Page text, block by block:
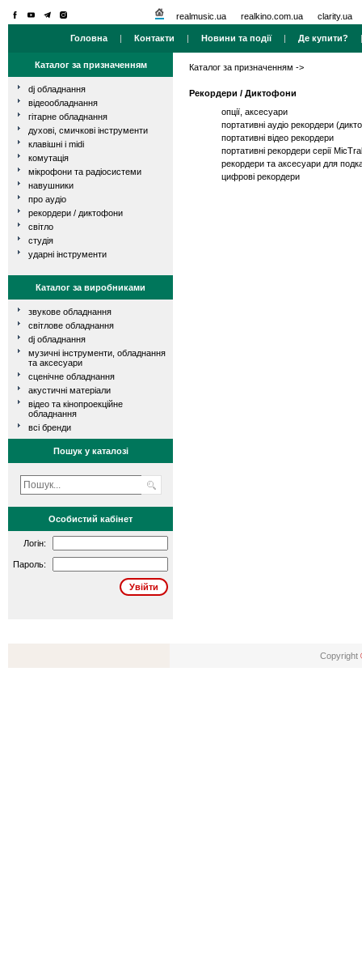
realmusic.ua realkino.com.ua clarity.ua
Головна | Контакти | Новини та події| Де купити?
Каталог за призначенням
dj обладнання
відеообладнання
гітарне обладнання
духові, смичкові інструменти
клавішні і midi
комутація
мікрофони та радіосистеми
навушники
про аудіо
рекордери / диктофони
світло
студія
ударні інструменти
Каталог за виробниками
звукове обладнання
світлове обладнання
dj обладнання
музичні інструменти, обладнання
та аксесуари
сценічне обладнання
акустичні матеріали
відео та кінопроекційне
обладнання
всі бренди
Пошук у каталозі
Особистий кабінет
Логін:
Пароль:
Каталог за призначенням ->
Рекордери / Диктофони
опції, аксесуари
портативні аудіо рекордери
портативні відео рекордери
портативні рекордери серії
рекордери та аксесуари для
цифрові рекордери
Copyright